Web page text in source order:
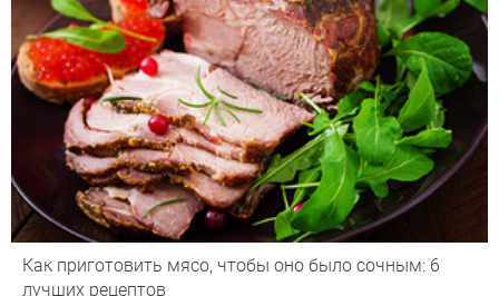
Как приготовить мясо, чтобы оно было сочным: 6
лучших рецептов